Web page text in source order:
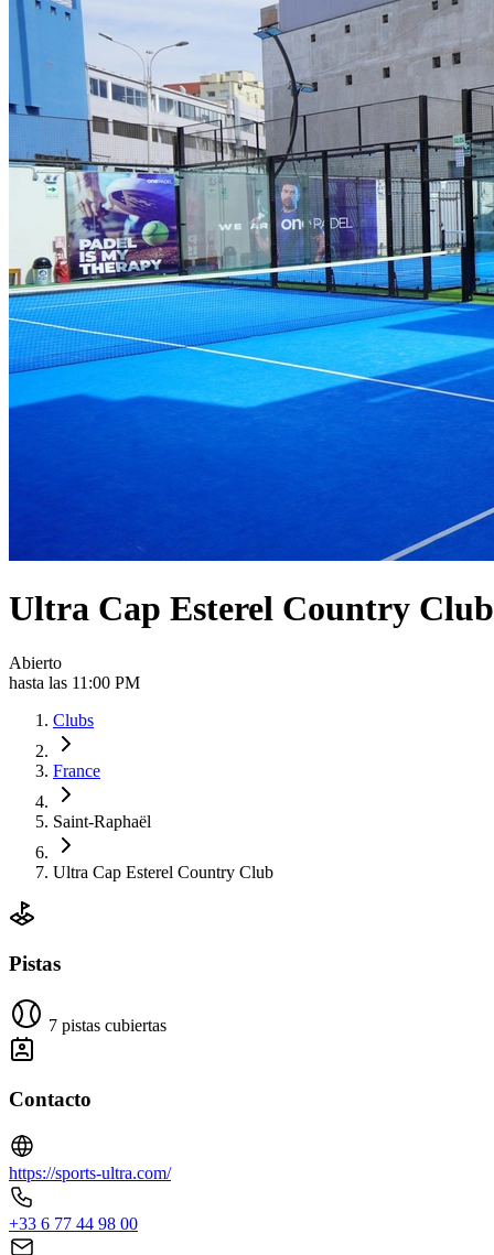
Ultra Cap Esterel Country Club
Abierto
hasta las 11:00 PM
Clubs
France
Saint-Raphaël
Ultra Cap Esterel Country Club
Pistas
7 pistas cubiertas
Contacto
https://sports-ultra.com/
+33 6 77 44 98 00